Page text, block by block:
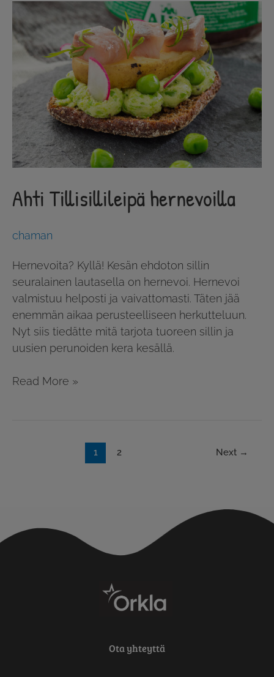
Ahti Tillisillileipä hernevoilla
chaman
Hernevoita? Kyllä! Kesän ehdoton sillin
seuralainen lautasella on hernevoi. Hernevoi
valmistuu helposti ja vaivattomasti. Täten jää
enemmän aikaa perusteelliseen herkutteluun.
Nyt siis tiedätte mitä tarjota tuoreen sillin ja
uusien perunoiden kera kesällä.
Ahti
Tillisillileipä
hernevoilla
Read More »
1 2 Next →
Ota yhteyttä